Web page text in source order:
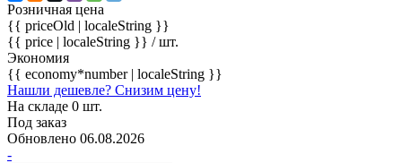
Розничная цена
{{ priceOld | localeString }}
{{ price | localeString }} / шт.
Экономия
{{ economy*number | localeString }}
Нашли дешевле? Снизим цену!
На складе 0 шт.
Под заказ
Обновлено 06.08.2026
-